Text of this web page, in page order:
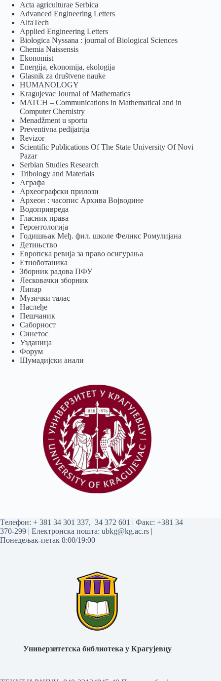
Acta agriculturae Serbica
Advanced Engineering Letters
AlfaTech
Applied Engineering Letters
Biologica Nyssana : journal of Biological Sciences
Chemia Naissensis
Ekonomist
Energija, ekonomija, ekologija
Glasnik za društvene nauke
HUMANOLOGY
Kragujevac Journal of Mathematics
MATCH – Communications in Mathematical and in
Computer Chemistry
Menadžment u sportu
Preventivna pedijatrija
Revizor
Scientific Publications Of The State University Of Novi
Pazar
Serbian Studies Research
Tribology and Materials
Аграфа
Археографски прилози
Археон : часопис Архива Војводине
Водопривреда
Гласник права
Геронтологија
Годишњак Међ. фил. школе Феликс Ромулијана
Детињство
Европска ревија за право осигурања
Eтноботаника
Зборник радова ПФУ
Лесковачки зборник
Липар
Музички талас
Наслеђе
Пешчаник
Саборност
Синетос
Узданица
Форум
Шумадијски анали
Tелефон: + 381 34 301 337, 34 372 601 | Факс: +381 34
370-299 | Електронска пошта: ubkg@kg.ac.rs |
Понедељак-петак 8:00/19:00
Универзитетска библиотека у Крагујевцу